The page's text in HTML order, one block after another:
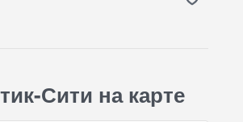
Сити на карте